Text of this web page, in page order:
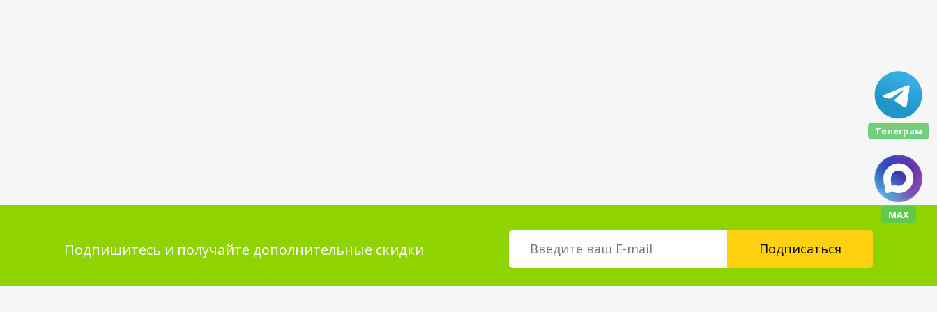
Подпишитесь и получайте дополнительные скидки
Телеграм
МАХ